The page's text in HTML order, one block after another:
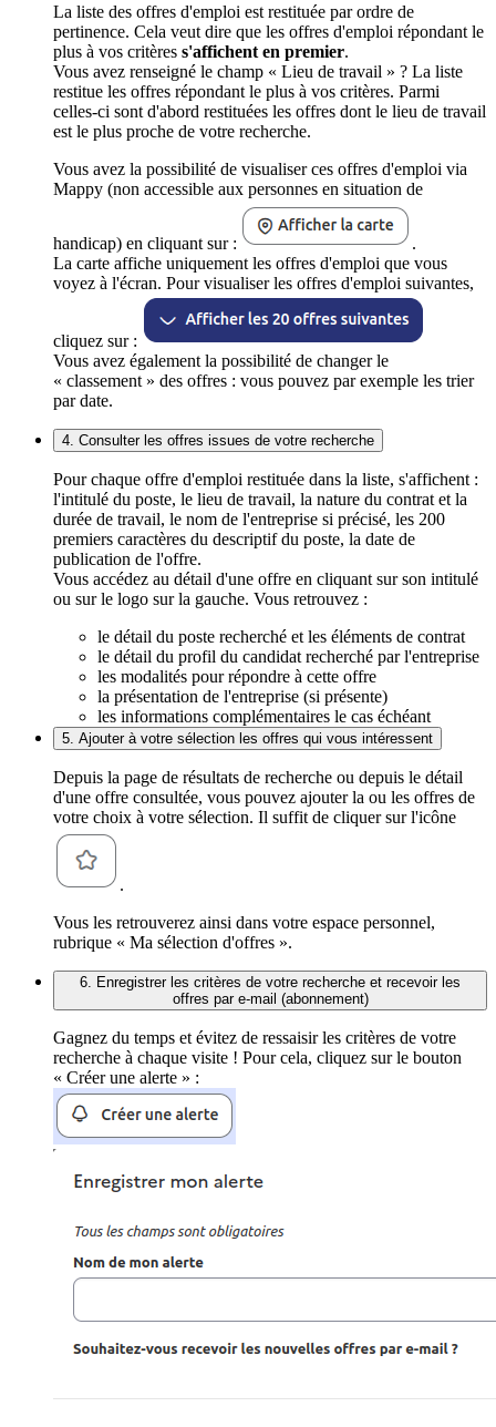
La liste des offres d'emploi est restituée par ordre de
pertinence. Cela veut dire que les offres d'emploi répondant le
plus à vos critères s'affichent en premier.
Vous avez renseigné le champ « Lieu de travail » ? La liste
restitue les offres répondant le plus à vos critères. Parmi
celles-ci sont d'abord restituées les offres dont le lieu de travail
est le plus proche de votre recherche.
Vous avez la possibilité de visualiser ces offres d'emploi via
Mappy (non accessible aux personnes en situation de
handicap) en cliquant sur :
.
La carte affiche uniquement les offres d'emploi que vous
voyez à l'écran. Pour visualiser les offres d'emploi suivantes,
cliquez sur :
Vous avez également la possibilité de changer le
« classement » des offres : vous pouvez par exemple les trier
par date.
4. Consulter les offres issues de votre recherche
Pour chaque offre d'emploi restituée dans la liste, s'affichent :
l'intitulé du poste, le lieu de travail, la nature du contrat et la
durée de travail, le nom de l'entreprise si précisé, les 200
premiers caractères du descriptif du poste, la date de
publication de l'offre.
Vous accédez au détail d'une offre en cliquant sur son intitulé
ou sur le logo sur la gauche. Vous retrouvez :
le détail du poste recherché et les éléments de contrat
le détail du profil du candidat recherché par l'entreprise
les modalités pour répondre à cette offre
la présentation de l'entreprise (si présente)
les informations complémentaires le cas échéant
5. Ajouter à votre sélection les offres qui vous intéressent
Depuis la page de résultats de recherche ou depuis le détail
d'une offre consultée, vous pouvez ajouter la ou les offres de
votre choix à votre sélection. Il suffit de cliquer sur l'icône
.
Vous les retrouverez ainsi dans votre espace personnel,
rubrique « Ma sélection d'offres ».
6. Enregistrer les critères de votre recherche et recevoir les
offres par e-mail (abonnement)
Gagnez du temps et évitez de ressaisir les critères de votre
recherche à chaque visite ! Pour cela, cliquez sur le bouton
« Créer une alerte » :